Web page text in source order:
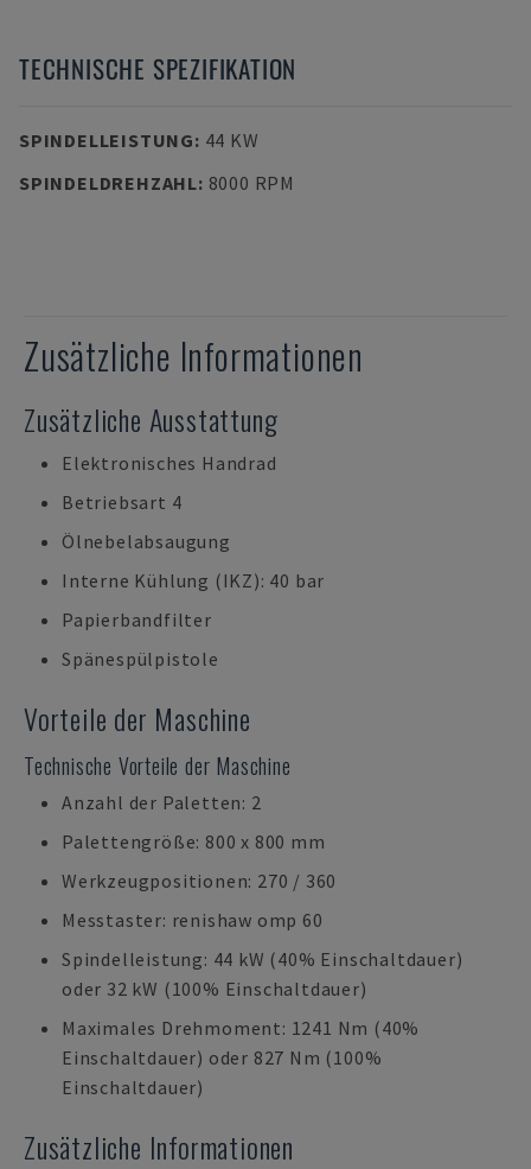
TECHNISCHE SPEZIFIKATION
SPINDELLEISTUNG: 44 KW
SPINDELDREHZAHL: 8000 RPM
Zusätzliche Informationen
Zusätzliche Ausstattung
Elektronisches Handrad
Betriebsart 4
Ölnebelabsaugung
Interne Kühlung (IKZ): 40 bar
Papierbandfilter
Spänespülpistole
Vorteile der Maschine
Technische Vorteile der Maschine
Anzahl der Paletten: 2
Palettengröße: 800 x 800 mm
Werkzeugpositionen: 270 / 360
Messtaster: renishaw omp 60
Spindelleistung: 44 kW (40% Einschaltdauer)
oder 32 kW (100% Einschaltdauer)
Maximales Drehmoment: 1241 Nm (40%
Einschaltdauer) oder 827 Nm (100%
Einschaltdauer)
Zusätzliche Informationen